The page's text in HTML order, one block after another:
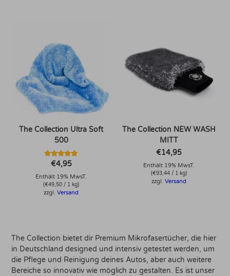
The Collection Ultra Soft
500
Bewertet mit
5.00
von 5
€4,95
Enthält 19% MwsT.
(€49,50 / 1 kg)
zzgl.Versand
The Collection NEW WASH
MITT
€14,95
Enthält 19% MwsT.
(€93,44/ 1 kg)
zzgl. Versand
The Collection bietet dir Premium Mikrofasertücher, die hier
in Deutschland designed und intensiv getestet werden, um
die Pflege und Reinigung deines Autos, aber auch weitere
Bereiche so innovativ wie möglich zu gestalten. Es ist unser